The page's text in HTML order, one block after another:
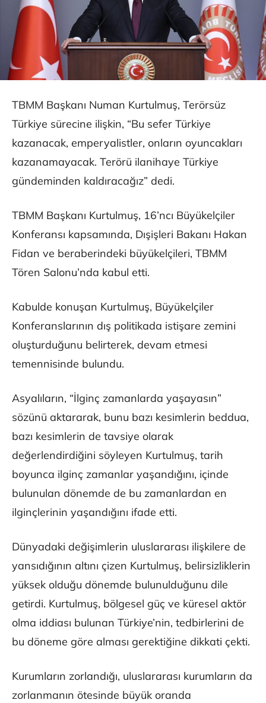
TBMM Başkanı Numan Kurtulmuş, Terörsüz
Türkiye sürecine ilişkin, “Bu sefer Türkiye
kazanacak, emperyalistler, onların oyuncakları
kazanamayacak. Terörü ilanihaye Türkiye
gündeminden kaldıracağız” dedi.
TBMM Başkanı Kurtulmuş, 16’ncı Büyükelçiler
Konferansı kapsamında, Dışişleri Bakanı Hakan
Fidan ve beraberindeki büyükelçileri, TBMM
Tören Salonu’nda kabul etti.
Kabulde konuşan Kurtulmuş, Büyükelçiler
Konferanslarının dış politikada istişare zemini
oluşturduğunu belirterek, devam etmesi
temennisinde bulundu.
Asyalıların, “İlginç zamanlarda yaşayasın”
sözünü aktararak, bunu bazı kesimlerin beddua,
bazı kesimlerin de tavsiye olarak
değerlendirdiğini söyleyen Kurtulmuş, tarih
boyunca ilginç zamanlar yaşandığını, içinde
bulunulan dönemde de bu zamanlardan en
ilginçlerinin yaşandığını ifade etti.
Dünyadaki değişimlerin uluslararası ilişkilere de
yansıdığının altını çizen Kurtulmuş, belirsizliklerin
yüksek olduğu dönemde bulunulduğunu dile
getirdi. Kurtulmuş, bölgesel güç ve küresel aktör
olma iddiası bulunan Türkiye’nin, tedbirlerini de
bu döneme göre alması gerektiğine dikkati çekti.
Kurumların zorlandığı, uluslararası kurumların da
zorlanmanın ötesinde büyük oranda